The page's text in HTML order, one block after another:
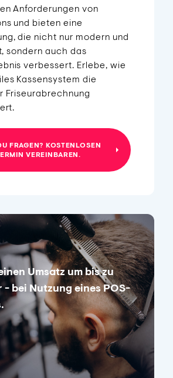
Anforderungen von
und bieten eine
die nicht nur modern und
sondern auch das
verbessert. Erlebe, wie
Kassensystem die
Friseurabrechnung
FRAGEN? KOSTENLOSEN
VEREINBAREN.
Umsatz um bis zu
- bei Nutzung eines POS-